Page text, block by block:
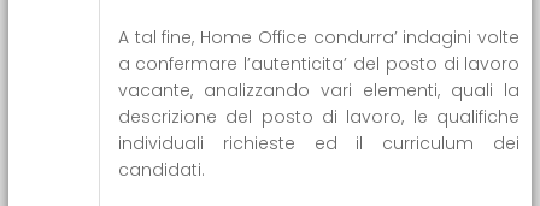
A tal fine, Home Office condurra’ indagini volte
a confermare l’autenticita’ del posto di lavoro
vacante, analizzando vari elementi, quali la
descrizione del posto di lavoro, le qualifiche
individuali richieste ed il curriculum dei
candidati.